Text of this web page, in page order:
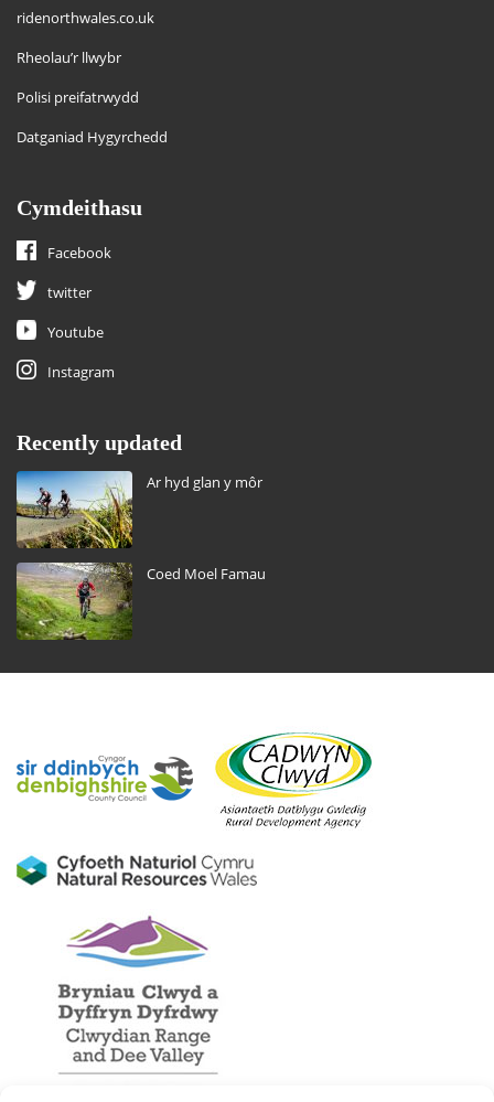
ridenorthwales.co.uk
Rheolau’r llwybr
Polisi preifatrwydd
Datganiad Hygyrchedd
Cymdeithasu
Facebook
twitter
Youtube
Instagram
Recently updated
Ar hyd glan y môr
Coed Moel Famau